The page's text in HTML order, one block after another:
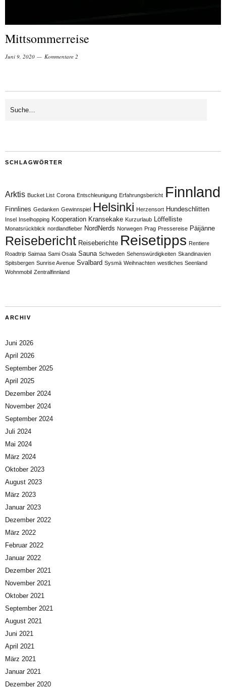
Mittsommerreise
Juni 9, 2020 Kommentare 2
SCHLAGWÖRTER
Arktis Bucket List Corona Entschleunigung Erfahrungsbericht Finnland
Finnlines Gedanken Gewinnspiel Helsinki Herzensort Hundeschlitten
Insel Inselhopping Kooperation Kransekake Kurzurlaub Löffelliste
Monatsrückblick nordlandfieber NordNerds Norwegen Prag Pressereise Päijänne
Reisebericht Reiseberichte Reisetipps Rentiere
Roadtrip Saimaa Sami Osala Sauna Schweden Sehenswürdigkeiten Skandinavien
Spitsbergen Sunrise Avenue Svalbard Sysmä Weihnachten westliches Seenland
Wohnmobil Zentralfinnland
ARCHIV
Juni 2026
April 2026
September 2025
April 2025
Dezember 2024
November 2024
September 2024
Juli 2024
Mai 2024
März 2024
Oktober 2023
August 2023
März 2023
Januar 2023
Dezember 2022
März 2022
Februar 2022
Januar 2022
Dezember 2021
November 2021
Oktober 2021
September 2021
August 2021
Juni 2021
April 2021
März 2021
Januar 2021
Dezember 2020